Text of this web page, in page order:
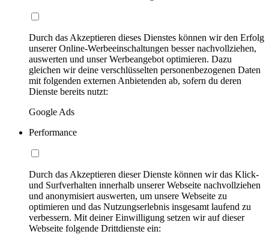
Durch das Akzeptieren dieses Dienstes können wir den Erfolg
unserer Online-Werbeeinschaltungen besser nachvollziehen,
auswerten und unser Werbeangebot optimieren. Dazu
gleichen wir deine verschlüsselten personenbezogenen Daten
mit folgenden externen Anbietenden ab, sofern du deren
Dienste bereits nutzt:
Google Ads
Performance
Durch das Akzeptieren dieser Dienste können wir das Klick-
und Surfverhalten innerhalb unserer Webseite nachvollziehen
und anonymisiert auswerten, um unsere Webseite zu
optimieren und das Nutzungserlebnis insgesamt laufend zu
verbessern. Mit deiner Einwilligung setzen wir auf dieser
Webseite folgende Drittdienste ein: